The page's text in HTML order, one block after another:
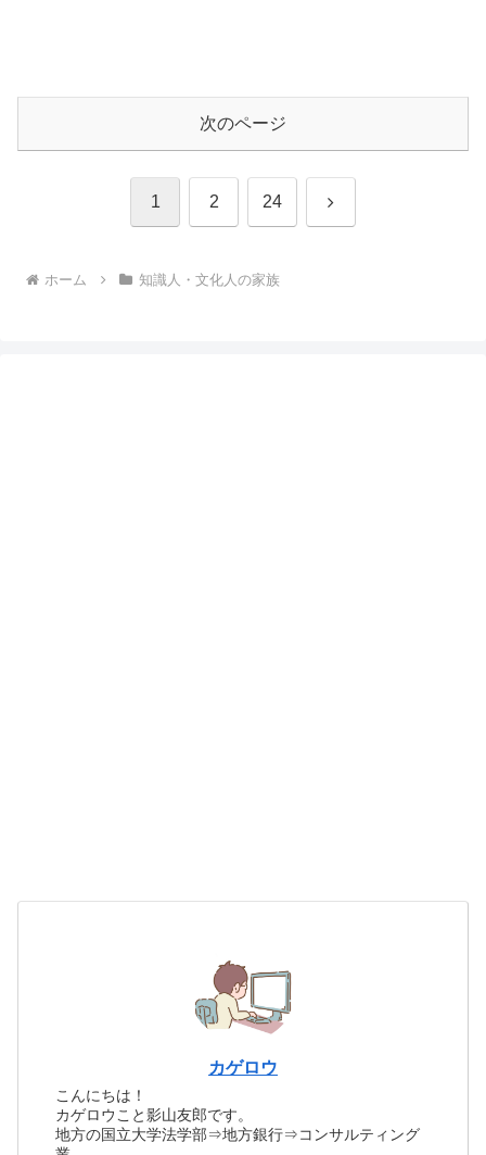
次のページ
1 2 24 次
ホーム 知識人・文化人の家族
カゲロウ
こんにちは！
カゲロウこと影山友郎です。
地方の国立大学法学部⇒地方銀行⇒コンサルティング